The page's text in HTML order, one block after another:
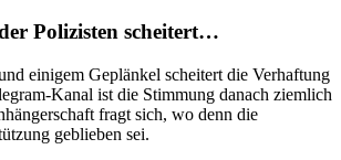
Polizisten scheitert…
einigem Geplänkel scheitert die Verhaftung
Kanal ist die Stimmung danach ziemlich
fragt sich, wo denn die
geblieben sei.